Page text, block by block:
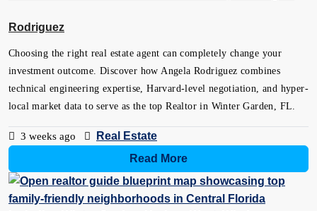
Rodriguez
Choosing the right real estate agent can completely change your
investment outcome. Discover how Angela Rodriguez combines
technical engineering expertise, Harvard-level negotiation, and hyper-
local market data to serve as the top Realtor in Winter Garden, FL.
3 weeks ago
Real Estate
Read More